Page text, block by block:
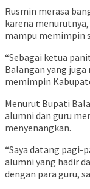
Rusmin merasa
karena
mampu memimpin
“Sebagai ketua
Balangan yang
memimpin
Menurut Bupati
alumni dan guru
menyenangkan.
“Saya datang pagi-
alumni yang hadir
dengan para guru,